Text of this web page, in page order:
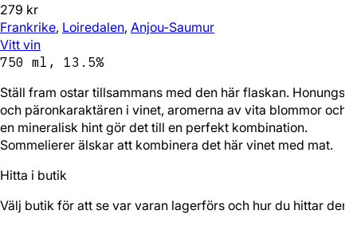
279 kr
Frankrike, Loiredalen, Anjou-Saumur
Vitt vin
750 ml, 13.5%
Ställ fram ostar tillsammans med den här flaskan. Honungs-
och päronkaraktären i vinet, aromerna av vita blommor och
en mineralisk hint gör det till en perfekt kombination.
Sommelierer älskar att kombinera det här vinet med mat.
Hitta i butik
Välj butik för att se var varan lagerförs och hur du hittar den.